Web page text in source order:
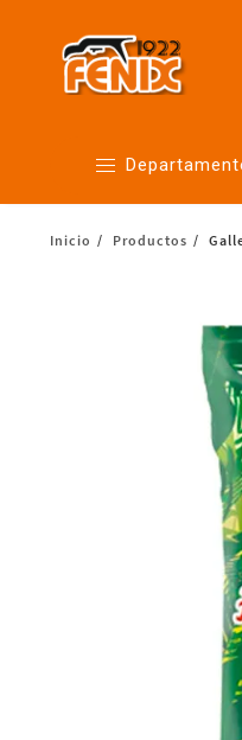
Alimentos
Botanas y bebidas
Cuidado de la
Cuidado personal
Limpieza del
Inicio Productos